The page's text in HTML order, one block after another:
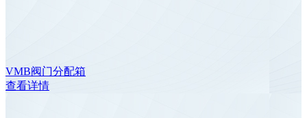
VMB阀门分配箱
查看详情